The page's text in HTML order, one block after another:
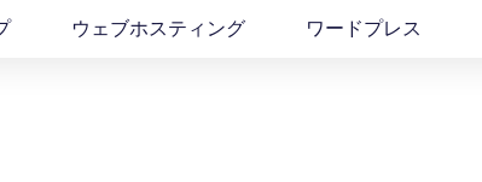
ウェブホスティング ワードプレス